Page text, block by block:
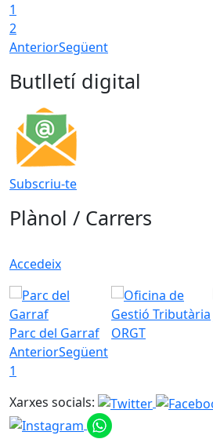
1
2
AnteriorSegüent
Butlletí digital
Subscriu-te
Plànol / Carrers
Accedeix
Parc del Garraf ORGT
AnteriorSegüent
1
Xarxes socials: